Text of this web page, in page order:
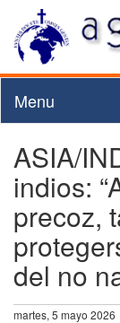
Menu
ASIA/
indios:
precoz,
del no
martes, 5 mayo 2026